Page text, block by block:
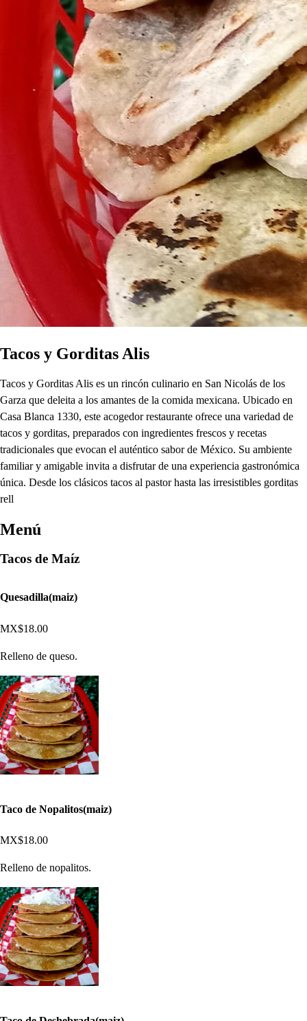
Tacos y Gorditas Alis
Tacos y Gorditas Alis es un rincón culinario en San Nicolás de los
Garza que deleita a los amantes de la comida mexicana. Ubicado en
Casa Blanca 1330, este acogedor restaurante ofrece una variedad de
tacos y gorditas, preparados con ingredientes frescos y recetas
tradicionales que evocan el auténtico sabor de México. Su ambiente
familiar y amigable invita a disfrutar de una experiencia gastronómica
única. Desde los clásicos tacos al pastor hasta las irresistibles gorditas
rell
Menú
Tacos de Maíz
Quesadilla(maiz)
MX$18.00
Relleno de queso.
Taco de Nopalitos(maiz)
MX$18.00
Relleno de nopalitos.